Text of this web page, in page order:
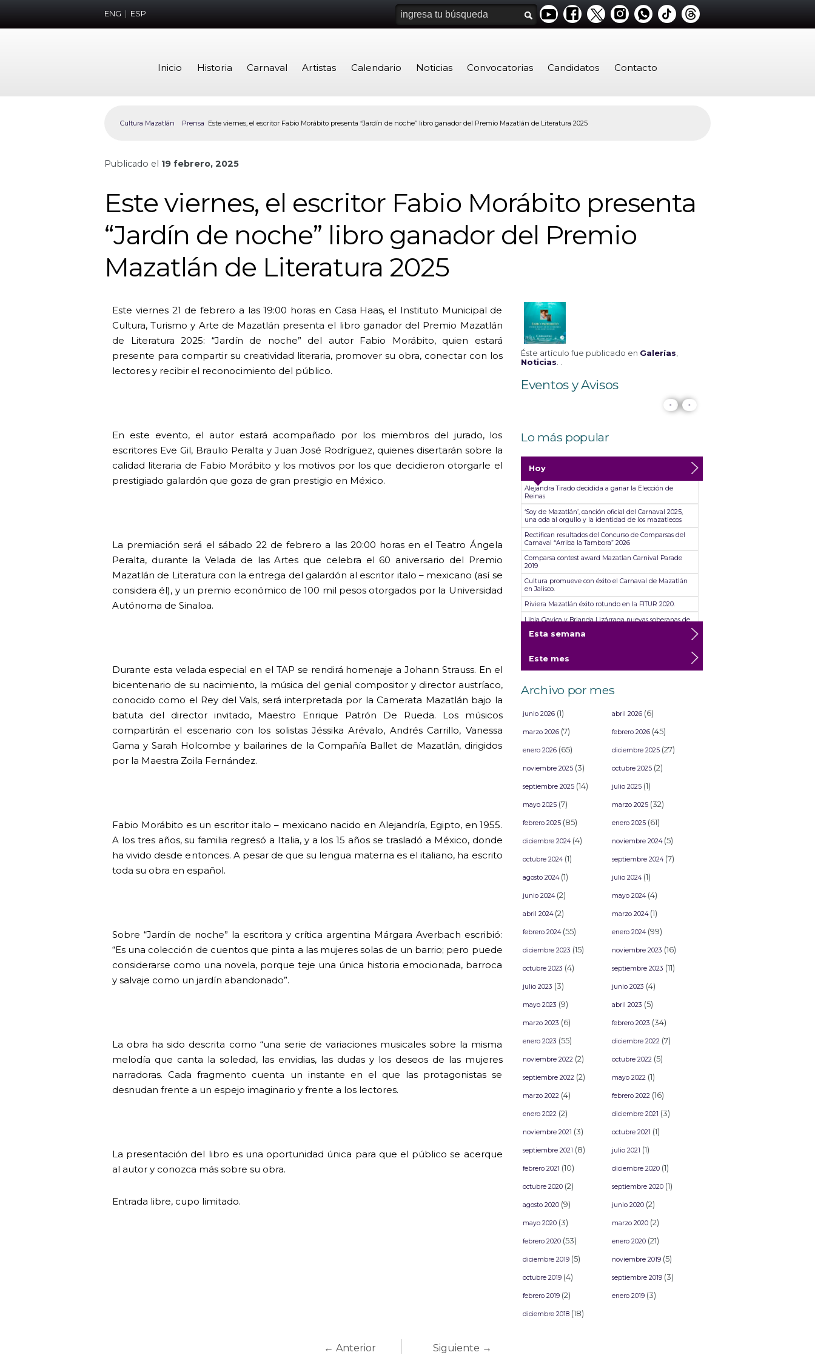
ENG ESP
Inicio Historia Carnaval Artistas Calendario Noticias Convocatorias Candidatos Contacto
Cultura Mazatlán Prensa Este viernes, el escritor Fabio Morábito presenta “Jardín de noche” libro ganador del Premio Mazatlán de Literatura 2025
Publicado el 19 febrero, 2025
Este viernes, el escritor Fabio Morábito presenta
“Jardín de noche” libro ganador del Premio
Mazatlán de Literatura 2025
Este viernes 21 de febrero a las 19:00 horas en Casa Haas, el Instituto Municipal de
Cultura, Turismo y Arte de Mazatlán presenta el libro ganador del Premio Mazatlán
de Literatura 2025: “Jardín de noche” del autor Fabio Morábito, quien estará
presente para compartir su creatividad literaria, promover su obra, conectar con los
lectores y recibir el reconocimiento del público.
En este evento, el autor estará acompañado por los miembros del jurado, los
escritores Eve Gil, Braulio Peralta y Juan José Rodríguez, quienes disertarán sobre la
calidad literaria de Fabio Morábito y los motivos por los que decidieron otorgarle el
prestigiado galardón que goza de gran prestigio en México.
La premiación será el sábado 22 de febrero a las 20:00 horas en el Teatro Ángela
Peralta, durante la Velada de las Artes que celebra el 60 aniversario del Premio
Mazatlán de Literatura con la entrega del galardón al escritor italo – mexicano (así se
considera él), y un premio económico de 100 mil pesos otorgados por la Universidad
Autónoma de Sinaloa.
Durante esta velada especial en el TAP se rendirá homenaje a Johann Strauss. En el
bicentenario de su nacimiento, la música del genial compositor y director austríaco,
conocido como el Rey del Vals, será interpretada por la Camerata Mazatlán bajo la
batuta del director invitado, Maestro Enrique Patrón De Rueda. Los músicos
compartirán el escenario con los solistas Jéssika Arévalo, Andrés Carrillo, Vanessa
Gama y Sarah Holcombe y bailarines de la Compañía Ballet de Mazatlán, dirigidos
por la Maestra Zoila Fernández.
Fabio Morábito es un escritor italo – mexicano nacido en Alejandría, Egipto, en 1955.
A los tres años, su familia regresó a Italia, y a los 15 años se trasladó a México, donde
ha vivido desde entonces. A pesar de que su lengua materna es el italiano, ha escrito
toda su obra en español.
Sobre “Jardín de noche” la escritora y crítica argentina Márgara Averbach escribió:
“Es una colección de cuentos que pinta a las mujeres solas de un barrio; pero puede
considerarse como una novela, porque teje una única historia emocionada, barroca
y salvaje como un jardín abandonado”.
La obra ha sido descrita como “una serie de variaciones musicales sobre la misma
melodía que canta la soledad, las envidias, las dudas y los deseos de las mujeres
narradoras. Cada fragmento cuenta un instante en el que las protagonistas se
desnudan frente a un espejo imaginario y frente a los lectores.
La presentación del libro es una oportunidad única para que el público se acerque
al autor y conozca más sobre su obra.
Entrada libre, cupo limitado.
Éste artículo fue publicado en Galerías,
Noticias. .
Eventos y Avisos
< >
Lo más popular
Hoy
Alejandra Tirado decidida a ganar la Elección de
Reinas
‘Soy de Mazatlán’, canción oficial del Carnaval 2025,
una oda al orgullo y la identidad de los mazatlecos
Rectifican resultados del Concurso de Comparsas del
Carnaval “Arriba la Tambora” 2026
Comparsa contest award Mazatlan Carnival Parade
2019
Cultura promueve con éxito el Carnaval de Mazatlán
en Jalisco.
Riviera Mazatlán éxito rotundo en la FITUR 2020.
Libia Gavica y Brianda Lizárraga nuevas soberanas de
Cultura da a conocer a los ganadores del Concurso de
artistas que estarían en “Lanao, un viaje por el tiempo”
Esta semana
Este mes
Archivo por mes
junio 2026 (1) abril 2026 (6)
marzo 2026 (7) febrero 2026 (45)
enero 2026 (65) diciembre 2025 (27)
noviembre 2025 (3) octubre 2025 (2)
septiembre 2025 (14) julio 2025 (1)
mayo 2025 (7) marzo 2025 (32)
febrero 2025 (85) enero 2025 (61)
diciembre 2024(4) noviembre 2024(5)
octubre 2024(1) septiembre 2024(7)
agosto 2024(1) julio 2024(1)
junio 2024(2) mayo 2024(4)
abril 2024(2) marzo 2024(1)
febrero 2024(55) enero 2024(99)
diciembre 2023 (15) noviembre 2023 (16)
octubre 2023 (4) septiembre 2023 (11)
julio 2023 (3) junio 2023 (4)
mayo 2023 (9) abril 2023 (5)
marzo 2023 (6) febrero 2023 (34)
enero 2023 (55) diciembre 2022 (7)
noviembre 2022 (2) octubre 2022 (5)
septiembre 2022 (2) mayo 2022 (1)
marzo 2022 (4) febrero 2022 (16)
enero 2022 (2) diciembre 2021 (3)
noviembre 2021 (3) octubre 2021 (1)
septiembre 2021 (8) julio 2021 (1)
febrero 2021 (10) diciembre 2020 (1)
octubre 2020 (2) septiembre 2020 (1)
agosto 2020 (9) junio 2020 (2)
mayo 2020 (3) marzo 2020 (2)
febrero 2020 (53) enero 2020 (21)
diciembre 2019 (5) noviembre 2019 (5)
octubre 2019 (4) septiembre 2019 (3)
febrero 2019 (2) enero 2019 (3)
diciembre 2018 (18)
← Anterior Siguiente →